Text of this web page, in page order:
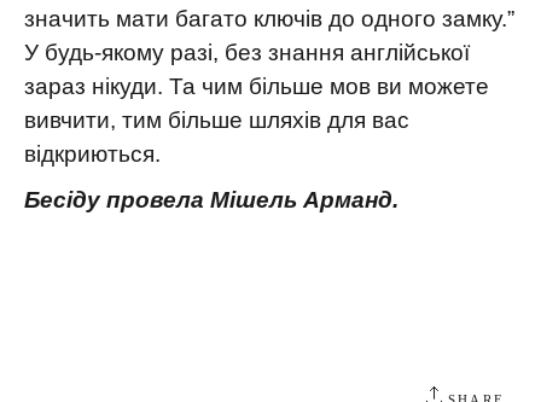
значить мати багато ключів до одного замку.”
У будь-якому разі, без знання англійської
зараз нікуди. Та чим більше мов ви можете
вивчити, тим більше шляхів для вас
відкриються.
Бесіду провела Мішель Арманд.